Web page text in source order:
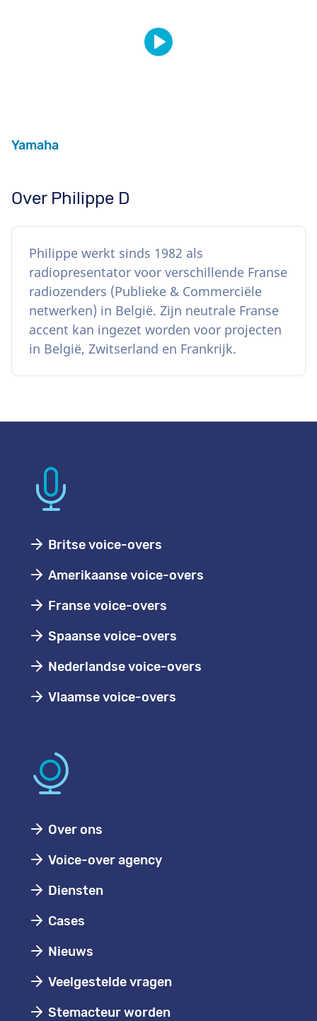
Yamaha
Over Philippe D
Philippe werkt sinds 1982 als
radiopresentator voor verschillende Franse
radiozenders (Publieke & Commerciële
netwerken) in België. Zijn neutrale Franse
accent kan ingezet worden voor projecten
in België, Zwitserland en Frankrijk.
Britse voice-overs
Amerikaanse voice-overs
Franse voice-overs
Spaanse voice-overs
Nederlandse voice-overs
Vlaamse voice-overs
Over ons
Voice-over agency
Diensten
Cases
Nieuws
Veelgestelde vragen
Stemacteur worden